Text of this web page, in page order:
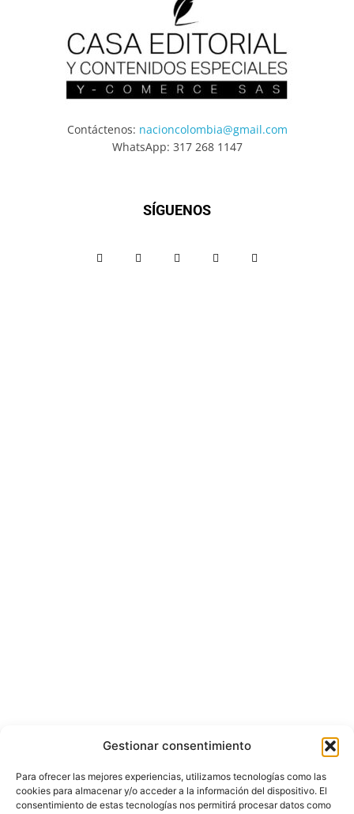
Gestionar consentimiento
Para ofrecer las mejores experiencias, utilizamos tecnologías como las
cookies para almacenar y/o acceder a la información del dispositivo. El
consentimiento de estas tecnologías nos permitirá procesar datos como
Contáctenos: nacioncolombia@gmail.com
WhatsApp: 317 268 1147
SÍGUENOS